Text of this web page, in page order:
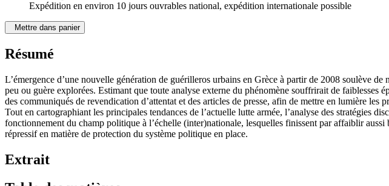
Expédition en environ 10 jours ouvrables national, expédition internationale possible
Mettre dans panier
Résumé
L’émergence d’une nouvelle génération de guérilleros urbains en Grèce à partir de 2008 soulève
peu ou guère explorées. Estimant que toute analyse externe du phénomène souffrirait de
des communiqués de revendication d’attentat et des articles de presse, afin de mettre en lumière
Tout en cartographiant les principales tendances de l’actuelle lutte armée, l’analyse des stratégies
fonctionnement du champ politique à l’échelle (inter)nationale, lesquelles finissent par affaiblir
répressif en matière de protection du système politique en place.
Extrait